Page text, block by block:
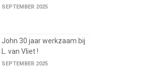
SEPTEMBER 2025
John 30 jaar werkzaam bij
L. van Vliet !
SEPTEMBER 2025